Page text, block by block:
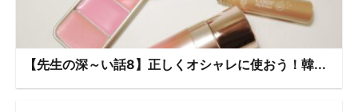
【先生の深～い話8】正しくオシャレに使おう！韓...